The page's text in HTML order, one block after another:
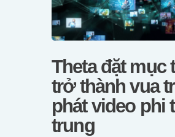
Theta đặt mục
trở thành vua
phát video phi
trung